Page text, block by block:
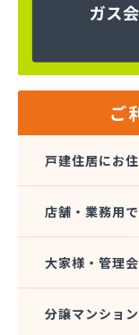
ヤマサ共和ラ
ヤマサ共和ラ
ヤマサ共和ラ
ヤマサ共和ラ
ヤマサ高圧株式
ヤマサ總業株
ヤマトク
リーグ馬場株
愛知高圧株式
ご
戸建住居にお
店舗・業務用
大家様・管理
分譲マンショ